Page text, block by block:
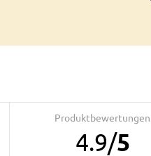
Produktbewertungen
4.9/5